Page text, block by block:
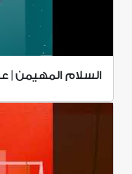
السلام المهيمن |